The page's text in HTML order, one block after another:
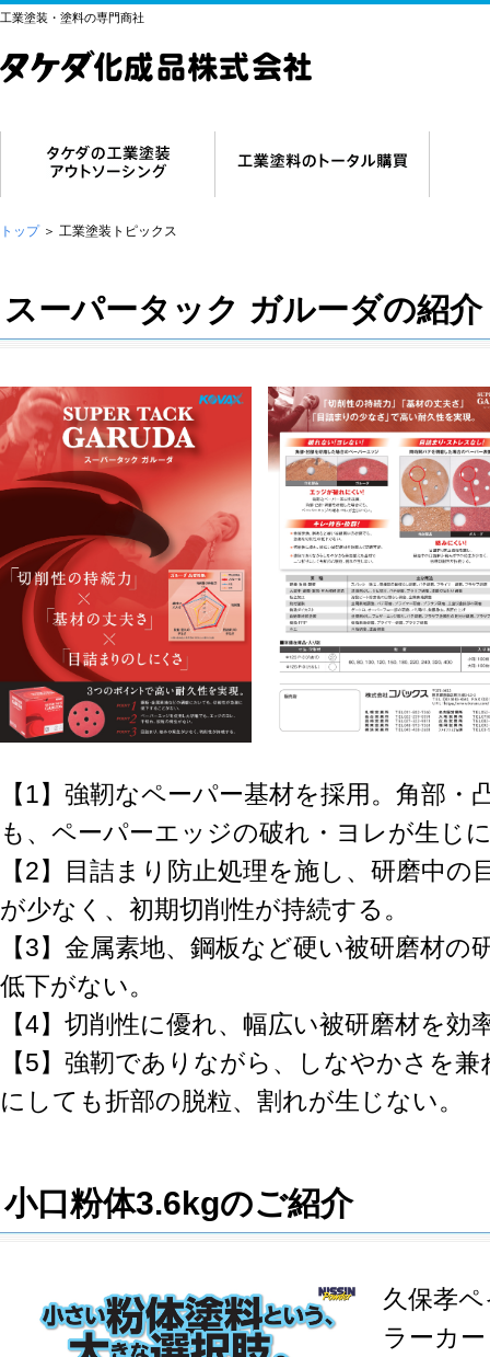
工業塗装・塗料の専門商社
トップ＞ 工業塗装トピックス
スーパータック ガルーダの紹介
【1】強靭なペーパー基材を採用。角部・
も、ペーパーエッジの破れ・ヨレが生じ
【2】目詰まり防止処理を施し、研磨中
が少なく、初期切削性が持続する。
【3】金属素地、鋼板など硬い被研磨材の
低下がない。
【4】切削性に優れ、幅広い被研磨材を効
【5】強靭でありながら、しなやかさを
にしても折部の脱粒、割れが生じない。
小口粉体3.6kgのご紹介
久保孝
ラーカ